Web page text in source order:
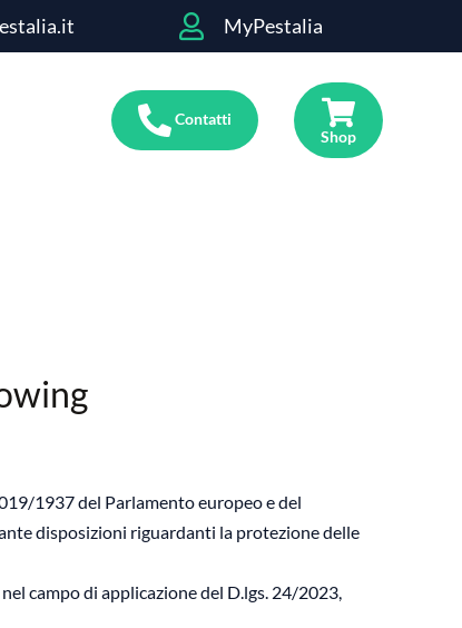
MyPestalia
Contatti
Shop
1937 del Parlamento europeo e del
disposizioni riguardanti la protezione delle
campo di applicazione del D.lgs. 24/2023,